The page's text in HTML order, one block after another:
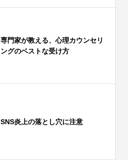
専門家が教える、心理カウンセリ
ングのベストな受け方
SNS炎上の落とし穴に注意